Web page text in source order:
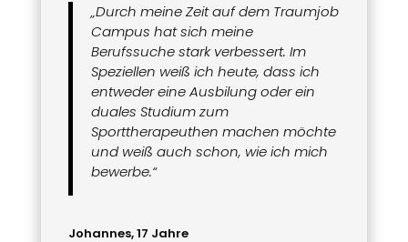
„Durch meine Zeit auf dem Traumjob
Campus hat sich meine
Berufssuche stark verbessert. Im
Speziellen weiß ich heute, dass ich
entweder eine Ausbilung oder ein
duales Studium zum
Sporttherapeuthen machen möchte
und weiß auch schon, wie ich mich
bewerbe.“
Johannes, 17 Jahre